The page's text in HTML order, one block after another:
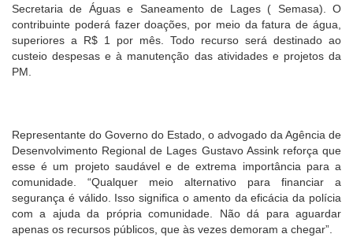
Secretaria de Águas e Saneamento de Lages ( Semasa). O
contribuinte poderá fazer doações, por meio da fatura de água,
superiores a R$ 1 por mês. Todo recurso será destinado ao
custeio despesas e à manutenção das atividades e projetos da
PM.
Representante do Governo do Estado, o advogado da Agência de
Desenvolvimento Regional de Lages Gustavo Assink reforça que
esse é um projeto saudável e de extrema importância para a
comunidade. “Qualquer meio alternativo para financiar a
segurança é válido. Isso significa o amento da eficácia da polícia
com a ajuda da própria comunidade. Não dá para aguardar
apenas os recursos públicos, que às vezes demoram a chegar”.